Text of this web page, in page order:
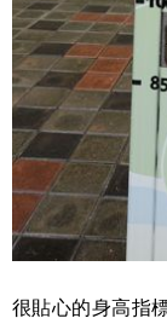
很貼心的身高指